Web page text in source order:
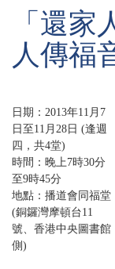
「還
人傳福
日期：2013年11月7
日至11月28日 (逢週
四，共4堂)
時間：晚上7時30分
至9時45分
地點：播道會同福堂
(銅鑼灣摩頓台11
號、香港中央圖書館
側)